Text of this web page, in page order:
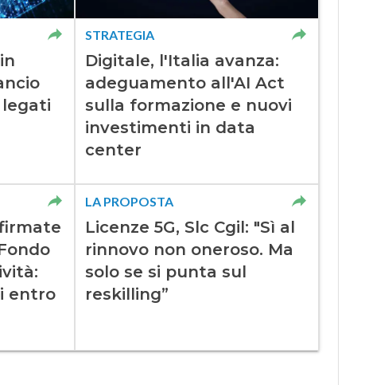
STRATEGIA
Digitale, l'Italia avanza:
adeguamento all'AI Act
sulla formazione e nuovi
investimenti in data
center
entro
LA PROPOSTA
Licenze 5G, Slc Cgil: "Sì al
rinnovo non oneroso. Ma
solo se si punta sul
reskilling”